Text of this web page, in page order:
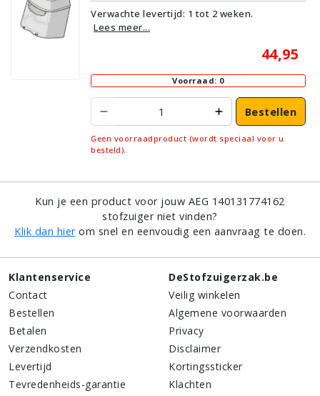
Verwachte levertijd: 1 tot 2 weken.
Lees meer...
44,95
Voorraad: 0
Bestellen
Geen voorraadproduct (wordt speciaal voor u
besteld).
Kun je een product voor jouw AEG 140131774162
stofzuiger niet vinden?
Klik dan hierom snel en eenvoudig een aanvraag te doen.
Klantenservice
Contact
Bestellen
Betalen
Verzendkosten
Levertijd
Tevredenheids-garantie
DeStofzuigerzak.be
Veilig winkelen
Algemene voorwaarden
Privacy
Disclaimer
Kortingssticker
Klachten